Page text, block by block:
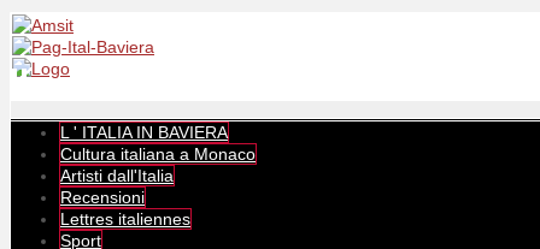
L ' ITALIA IN BAVIERA
Cultura italiana a Monaco
Artisti dall'Italia
Recensioni
Lettres italiennes
Sport